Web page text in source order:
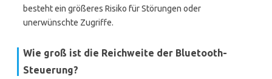
besteht ein größeres Risiko für Störungen oder
unerwünschte Zugriffe.
Wie groß ist die Reichweite der Bluetooth-
Steuerung?